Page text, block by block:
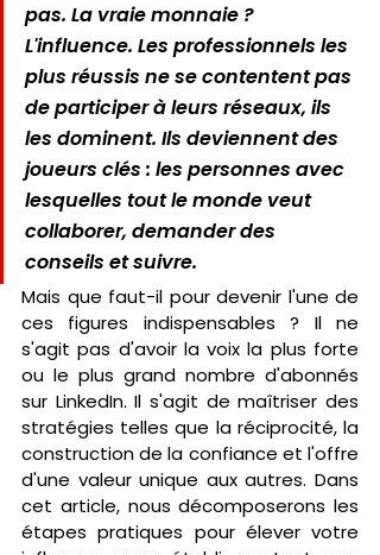
pas. La vraie monnaie ?
L'influence. Les professionnels les
plus réussis ne se contentent pas
de participer à leurs réseaux, ils
les dominent. Ils deviennent des
joueurs clés : les personnes avec
lesquelles tout le monde veut
collaborer, demander des
conseils et suivre.
Mais que faut-il pour devenir l'une de
ces figures indispensables ? Il ne
s'agit pas d'avoir la voix la plus forte
ou le plus grand nombre d'abonnés
sur LinkedIn. Il s'agit de maîtriser des
stratégies telles que la réciprocité, la
construction de la confiance et l'offre
d'une valeur unique aux autres. Dans
cet article, nous décomposerons les
étapes pratiques pour élever votre